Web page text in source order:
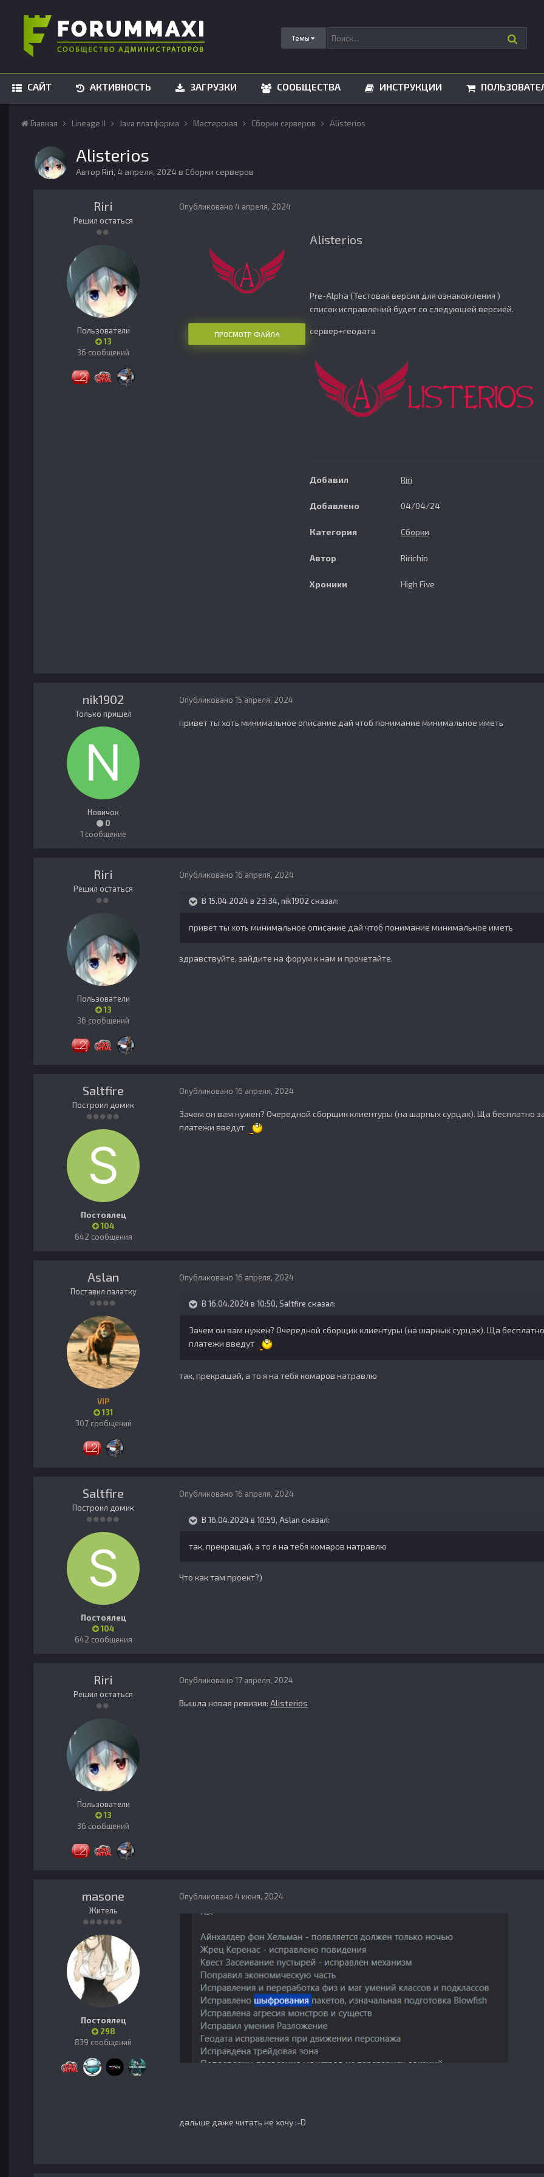
Темы
САЙТ АКТИВНОСТЬ ЗАГРУЗКИ СООБЩЕСТВА ИНСТРУКЦИИ
Главная Lineage II Java платформа Мастерская Сборки серверов Alisterios
Alisterios
Автор Riri, 4 апреля, 2024в Сборки серверов
Riri
Решил остаться
Пользователи
13
36 сообщений
Опубликовано 4 апреля, 2024
ПРОСМОТР ФАЙЛА
Alisterios
Pre-Alpha (Тестовая версия для ознакомления )
список исправлений будет со следующей версией.
сервер+геодата
Добавил Riri
Добавлено 04/04/24
Категория Сборки
Автор Ririchio
Хроники High Five
nik1902
Только пришел
Новичок
0
1 сообщение
Опубликовано 15 апреля, 2024
привет ты хоть минимальное описание дай чтоб понимание минимальное иметь
Riri
Решил остаться
Пользователи
13
36 сообщений
Опубликовано 16 апреля, 2024
В 15.04.2024 в 23:34, nik1902 сказал:
привет ты хоть минимальное описание дай чтоб понимание минимальное иметь
здравствуйте, зайдите на форум к нам и прочетайте.
Saltfire
Построил домик
Постоялец
104
642 сообщения
Опубликовано 16 апреля, 2024
Зачем он вам нужен? Очередной сборщик клиентуры (на шарных сурцах). Ща бесплатно
платежи введут
Aslan
Поставил палатку
VIP
131
307 сообщений
Опубликовано 16 апреля, 2024
В 16.04.2024 в 10:50, Saltfire сказал:
Зачем он вам нужен? Очередной сборщик клиентуры (на шарных сурцах). Ща
платежи введут
так, прекращай, а то я на тебя комаров натравлю
Saltfire
Построил домик
Постоялец
104
642 сообщения
Опубликовано 16 апреля, 2024
В 16.04.2024 в 10:59, Aslan сказал:
так, прекращай, а то я на тебя комаров натравлю
Что как там проект?)
Riri
Решил остаться
Пользователи
13
36 сообщений
Опубликовано 17 апреля, 2024
Вышла новая ревизия: Alisterios
masone
Житель
Постоялец
298
839 сообщений
Опубликовано 4 июня, 2024
дальше даже читать не хочу :-D